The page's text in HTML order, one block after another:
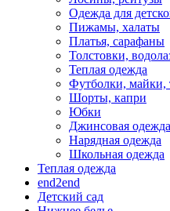
Одежда для
Пижамы, халаты
Платья, сарафаны
Толстовки,
Теплая одежда
Футболки, майки,
Шорты, капри
Юбки
Джинсовая одежда
Нарядная одежда
Школьная одежда
Теплая одежда
end2end
Детский сад